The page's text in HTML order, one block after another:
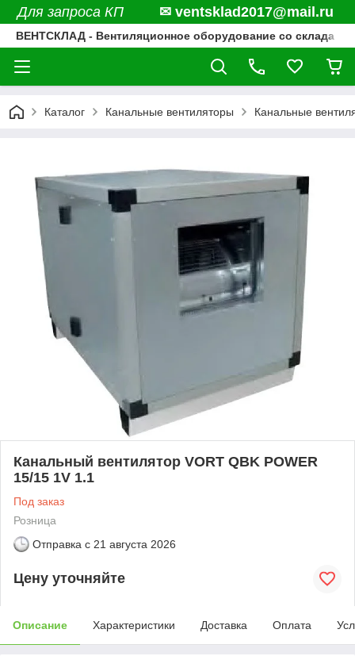
Для запроса КП ✉ ventsklad2017@mail.ru
ВЕНТСКЛАД - Вентиляционное оборудование со склада
Каталог Канальные вентиляторы Канальные
Канальный вентилятор VORT QBK POWER
15/15 1V 1.1
Под заказ
Розница
Отправка с 21 августа 2026
Цену уточняйте
Описание Характеристики Доставка Оплата